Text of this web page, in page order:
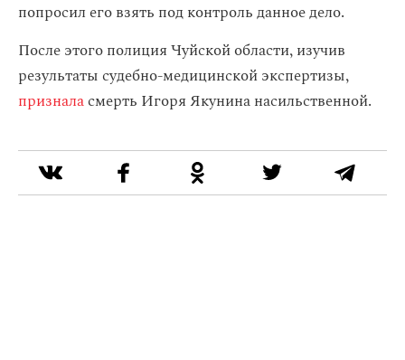
попросил его взять под контроль данное дело.
После этого полиция Чуйской области, изучив
результаты судебно-медицинской экспертизы,
призналасмерть Игоря Якунина насильственной.